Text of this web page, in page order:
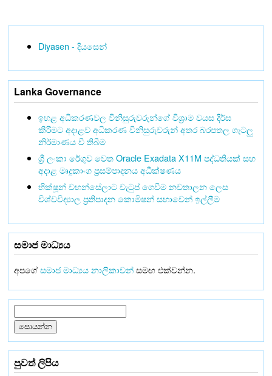
Diyasen - දියසෙන්
Lanka Governance
ඉහළ අධිකරණවල විනිසුරුවරුන්ගේ විශ්‍රාම වයස දීර්ඝ
කිරීමට අදාළව අධිකරණ විනිසුරුවරුන් අතර බරපතල ගැටලු
නිර්මාණය වී තිබීම
ශ්‍රී ලංකා රේගුව වෙත Oracle Exadata X11M පද්ධතියක් සහ
අදාළ මෘදුකාංග ප්‍රසම්පාදනය අධීක්ෂණය
භික්ෂූන් වහන්සේලාට වැටුප් ගෙවීම නවතාලන ලෙස
විශ්වවිද්‍යාල ප්‍රතිපාදන කොමිෂන් සභාවෙන් ඉල්ලීම
සමාජ මාධ්‍යය
අපගේසමාජ මාධ්‍යය නාලිකාවන්සමඟ එක්වන්න.
පුවත් ලිපිය